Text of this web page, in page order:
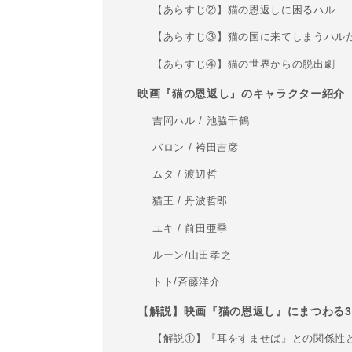
【あらすじ②】猫の恩返しに困るハル
【あらすじ③】猫の国に来てしまうハル
【あらすじ④】猫の世界からの脱出劇
映画『猫の恩返し』のキャラクター紹介
吉岡ハル / 池脇千鶴
バロン / 袴田吉彦
ムタ / 渡辺哲
猫王 / 丹波哲郎
ユキ / 前田亜季
ルーン/山田孝之
トト/斉藤洋介
【解説】映画『猫の恩返し』にまつわる
【解説①】『耳をすませば』との関係性